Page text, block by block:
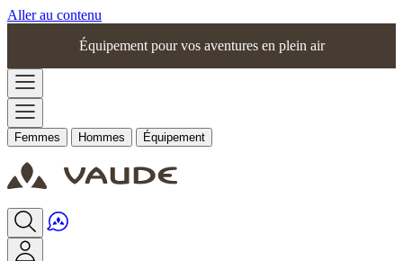
Aller au contenu
Équipement pour vos aventures en plein air
Femmes Hommes Équipement